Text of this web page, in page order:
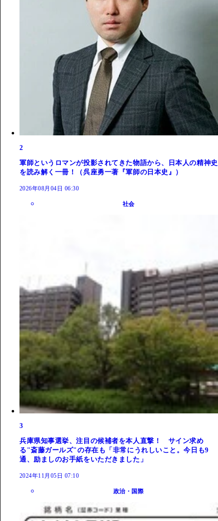
2
軍師というロマンが投影されてきた物語から、日本人の精神史
を読み解く一冊！（呉座勇一著『軍師の日本史』）
2026年08月04日 06:30
社会
3
兵庫県知事選挙、注目の候補者を本人直撃！ サイン求め
る"斎藤ガールズ"の存在も「非常にうれしいこと。今日も9
通、励ましのお手紙をいただきました」
2024年11月05日 07:10
政治・国際